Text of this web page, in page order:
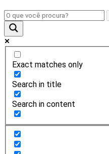
Exact matches only
Search in title
Search in content